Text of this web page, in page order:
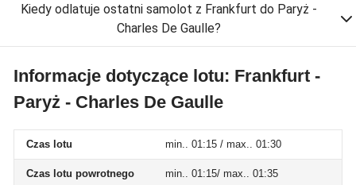
Kiedy odlatuje ostatni samolot z Frankfurt do Paryż -
Charles De Gaulle?
Informacje dotyczące lotu: Frankfurt -
Paryż - Charles De Gaulle
Czas lotu min.. 01:15 / max.. 01:30
Czas lotu powrotnego min.. 01:15/ max.. 01:35